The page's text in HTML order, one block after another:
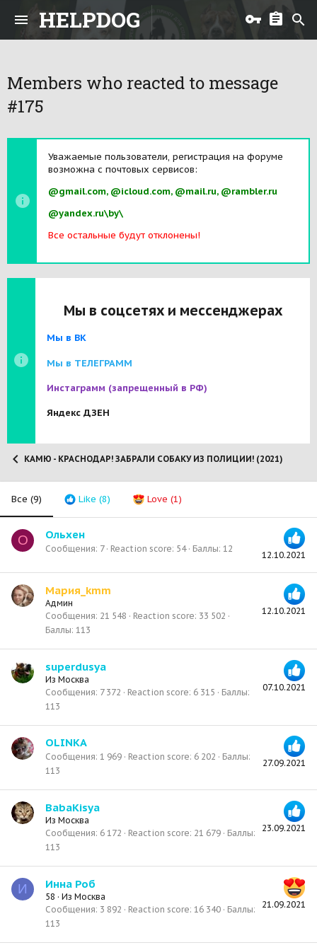
HELPDOG
Members who reacted to message
#175
Уважаемые пользователи, регистрация на форуме
возможна с почтовых сервисов:
@gmail.com, @icloud.com, @mail.ru, @rambler.ru
@yandex.ru\by\
Все остальные будут отклонены!
Мы в соцсетях и мессенджерах
Мы в ВК
Мы в ТЕЛЕГРАММ
Инстаграмм (запрещенный в РФ)
Яндекс ДЗЕН
КАМЮ - КРАСНОДАР! ЗАБРАЛИ СОБАКУ ИЗ ПОЛИЦИИ! (2021)
Все (9) Like (8) Love (1)
О
12.10.2021
Ольхен
Сообщения 7 Reaction score 54 Баллы 12
12.10.2021
Мария_kmm
Админ
Сообщения 21 548 Reaction score 33 502
Баллы 113
07.10.2021
superdusya
Из Москва
Сообщения 7 372 Reaction score 6 315
Баллы
113
27.09.2021
OLINKA
Сообщения 1 969 Reaction score 6 202
Баллы
113
23.09.2021
BabaKisya
Из Москва
Сообщения 6 172 Reaction score 21 679
Баллы
113
И
21.09.2021
Инна Роб
58 · Из Москва
Сообщения 3 892 Reaction score 16 340
Баллы
113